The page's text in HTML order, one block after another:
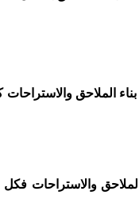
الملاحق والاستراحات
والاستراحات